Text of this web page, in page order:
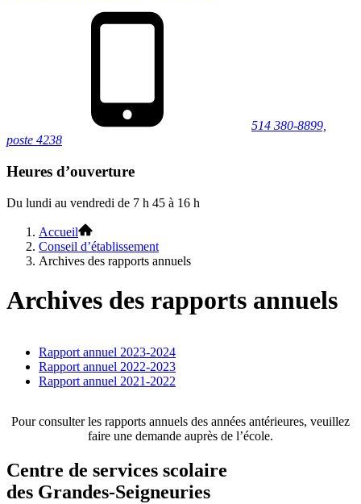
514 380-8899,
poste 4238
Heures d’ouverture
Du lundi au vendredi de 7 h 45 à 16 h
Accueil
Conseil d’établissement
Archives des rapports annuels
Archives des rapports annuels
Rapport annuel 2023-2024
Rapport annuel 2022-2023
Rapport annuel 2021-2022
Pour consulter les rapports annuels des années antérieures, veuillez
faire une demande auprès de l’école.
Centre de services scolaire
des Grandes‑Seigneuries